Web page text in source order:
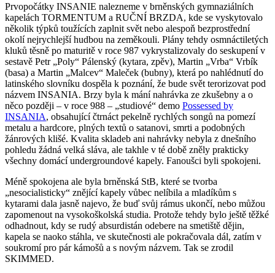
Prvopočátky INSANIE nalezneme v brněnských gymnaziálních
kapelách TORMENTUM a RUČNÍ BRZDA, kde se vyskytovalo
několik týpků toužících zaplnit svět nebo alespoň bezprostřední
okolí nejrychlejší hudbou na zeměkouli. Plány tehdy osmnáctiletých
kluků těsně po maturitě v roce 987 vykrystalizovaly do seskupení v
sestavě Petr „Poly“ Pálenský (kytara, zpěv), Martin „Vrba“ Vrbík
(basa) a Martin „Malcev“ Maleček (bubny), která po nahlédnutí do
latinského slovníku dospěla k poznání, že bude svět terorizovat pod
názvem INSANIA. Brzy byla k mání nahrávka ze zkušebny a o
něco později – v roce 988 – „studiové“ demo Possessed by
INSANIA, obsahující čtrnáct pekelně rychlých songů na pomezí
metalu a hardcore, plných textů o satanovi, smrti a podobných
žánrových klišé. Kvalita skladeb ani nahrávky nebyla z dnešního
pohledu žádná velká sláva, ale takhle v té době zněly prakticky
všechny domácí undergroundové kapely. Fanoušci byli spokojeni.
Méně spokojena ale byla brněnská StB, které se tvorba
„nesocialisticky“ znějící kapely vůbec nelíbila a mladíkům s
kytarami dala jasně najevo, že buď svůj rámus ukončí, nebo můžou
zapomenout na vysokoškolská studia. Protože tehdy bylo ještě těžké
odhadnout, kdy se rudý absurdistán odebere na smetiště dějin,
kapela se naoko stáhla, ve skutečnosti ale pokračovala dál, zatím v
soukromí pro pár kámošů a s novým názvem. Tak se zrodil
SKIMMED.